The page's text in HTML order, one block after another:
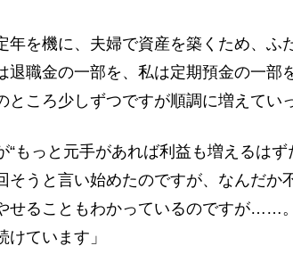
年を機に、夫婦で資産を築くため、ふ
退職金の一部を、私は定期預金の一部
ところ少しずつですが順調に増えてい
もっと元手があれば利益も増えるはず
そうと言い始めたのですが、なんだか
せることもわかっているのですが……
けています」